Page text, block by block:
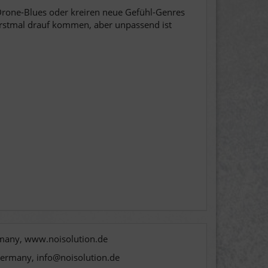
Blues oder kreiren neue Gefühl-Genres
drauf kommen, aber unpassend ist
www.noisolution.de
info@noisolution.de